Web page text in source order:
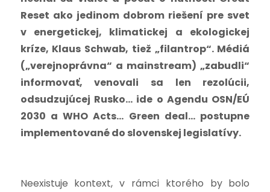
Reset ako jedinom dobrom riešení pre svet
v energetickej, klimatickej a ekologickej
kríze, Klaus Schwab, tiež „filantrop“. Médiá
(„verejnoprávna“ a mainstream) „zabudli“
informovať, venovali sa len rezolúcii,
odsudzujúcej Rusko… ide o Agendu OSN/EÚ
2030 a WHO Acts… Green deal… postupne
implementované do slovenskej legislatívy.
Neexistuje kontext, v rámci ktorého by bolo